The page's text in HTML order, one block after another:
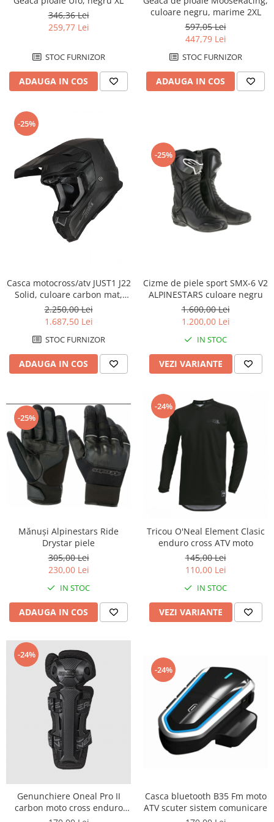
Mansoane
Protectii Ghidon
Protectii maini / Kit-uri
Cadru
Accesorii
Aripa Fata
Aripa spate
Capac filtru aer
Carene
Kit plasticuri
Laterale radiator
Laterale spate
Plastic numar
Scut Motor
Spatar
Suport numar
Roti & Accesorii
Accesorii
Ax roata Puig
Jante
Piulita roata
Roti complete
Rulmenti roata
Spite
Suspensie
Aerisitoare telescoape
Amortizoare spate
Protectii telescoape
Semeringuri amortizore /
telescoape
Abtibilde / Stickere
Banda ornament janta
Kit abtibilde
Protectie Rezervor
Accesorii puig
Set cap de bara
Parbriz
346,36 Lei
259,77 Lei
STOC FURNIZOR
ADAUGA IN COS
culoare negru, marime 2XL
597,05 Lei
447,79 Lei
STOC FURNIZOR
ADAUGA IN COS
-25%
Casca motocross/atv JUST1 J22
Solid, culoare carbon mat,
marime XL
2.250,00 Lei
1.687,50 Lei
STOC FURNIZOR
ADAUGA IN COS
-25%
Cizme de piele sport SMX-6 V2
ALPINESTARS culoare negru
1.600,00 Lei
1.200,00 Lei
IN STOC
VEZI VARIANTE
-25%
Mănuși Alpinestars Ride
Drystar piele
305,00 Lei
230,00 Lei
IN STOC
ADAUGA IN COS
-24%
Tricou O'Neal Element Clasic
enduro cross ATV moto
145,00 Lei
110,00 Lei
IN STOC
VEZI VARIANTE
-24%
Genunchiere Oneal Pro II
carbon moto cross enduro
protecții genunchi
-24%
Casca bluetooth B35 Fm moto
ATV scuter sistem comunicare